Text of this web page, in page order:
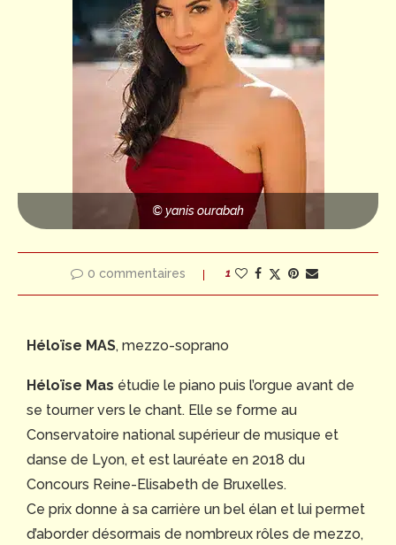
© yanis ourabah
0 commentaires 1
Héloïse MAS, mezzo-soprano
Héloïse Mas étudie le piano puis l’orgue avant de
se tourner vers le chant. Elle se forme au
Conservatoire national supérieur de musique et
danse de Lyon, et est lauréate en 2018 du
Concours Reine-Elisabeth de Bruxelles.
Ce prix donne à sa carrière un bel élan et lui permet
d’aborder désormais de nombreux rôles de mezzo,